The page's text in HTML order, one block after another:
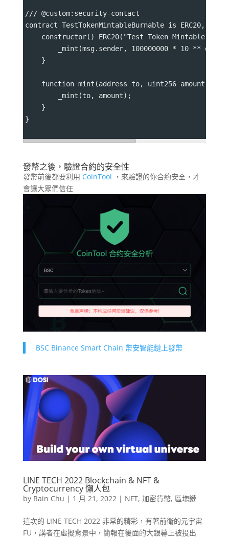
/// @custom:security-contact
contract TestTokenMintableBurnable is ERC20,
constructor() ERC20("Test Token Mintable
_mint(msg.sender, 100000000 * 10 **
    }
function mint(address to, uint256 amount)
        _mint(to, amount);
    }
}
發幣之後，驗證合約的安全性
發幣前後都要利用 CoinTool ，來驗證的你合約安全，才
會讓大眾們信任
BSC Binance Smart Chain 幣安智能鏈上發幣
LINE TECH 2022 Blockchain & NFT &
Cryptocurrency 懶人包
by Rain Chu | 1 月 21, 2022| NFT, 加密貨幣, 區塊鏈
這次的 LINE TECH 2022 非常的精彩，有著前衛的元宇宙
FU，講者在虛擬背景中，簡報在後面的大銀幕上被投出